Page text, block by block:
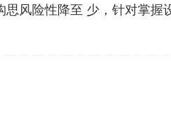
风险性降至 少，针对掌握